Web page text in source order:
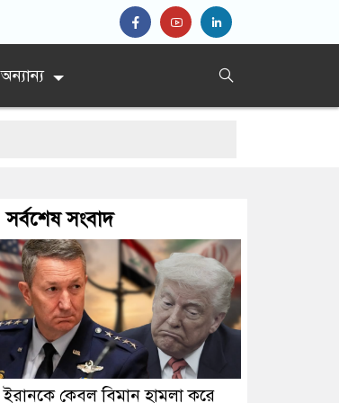
অন্যান্য
সর্বশেষ সংবাদ
ইরানকে কেবল বিমান হামলা করে